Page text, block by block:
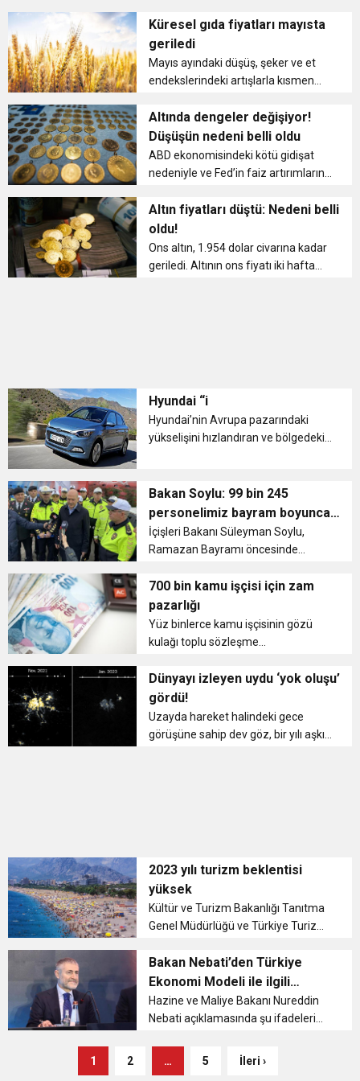
buluşturdu
11:36 Hareketsiz yaşam diyabete neden oluyor
11:32 Dr. Öcük, karın germe estetiği ile ilgili bilgi verdi
10:45 Terör Örgütüne MİT’ten Darbe!
ücret rakamıyla ilgili süreç 13
Haziran’da başlayacak. Çalışma ve
Sosyal Güvenlik Bakanlığının e...
Küresel gıda fiyatları mayısta
geriledi
Mayıs ayındaki düşüş, şeker ve et
endekslerindeki artışlarla kısmen
ve süt ürünleri fiyat endekslerindeki
önemli düşüşlerle desteklendi. FAO
Tahıl Fiyat Endeksi, a...
Altında dengeler değişiyor!
Düşüşün nedeni belli oldu
ABD ekonomisindeki kötü gidişat
nedeniyle ve Fed’in faiz artırımlarına
fiyatlarını düşürmeye devam ediyor.
Peki altın fiyatlarında düşüş devam
eder mi? Beklentiler...
Altın fiyatları düştü: Nedeni belli
oldu!
Ons altın, 1.954 dolar civarına kadar
geriledi. Altının ons fiyatı iki hafta
Hyundai “i
Hyundai’nin Avrupa pazarındaki
yükselişini hızlandıran ve bölgedeki
kuruluşlarının değerlendirme
raporlarında yüksek skorlar elde
ede...
Bakan Soylu: 99 bin 245
personelimiz bayram boyunca
görev yapacak
İçişleri Bakanı Süleyman Soylu,
Ramazan Bayramı öncesinde
oluşturduğu trafiği denetlemek
amacıyla Kocaeli ile İstanbul
sınırındaki Gebze polis noktasına
geldi. Göre...
700 bin kamu işçisi için zam
pazarlığı
Yüz binlerce kamu işçisinin gözü
kulağı toplu sözleşme
700 bin işçinin 2023-2024 yılı maaş
zamları için taleplerini iletti. O
talepleri işveren sendikası
değerlendir...
Dünyayı izleyen uydu ‘yok oluşu’
gördü!
Uzayda hareket halindeki gece
görüşüne sahip dev göz, bir yılı aşkın
2023 yılı turizm beklentisi
yüksek
Kültür ve Turizm Bakanlığı Tanıtma
Genel Müdürlüğü ve Türkiye Turizm
bünyesinde, Muğla’nın ulusal ve
uluslararası alanda daha etkin
tanıtımını sağlamak ve yürütülen ...
Bakan Nebati’den Türkiye
Ekonomi Modeli ile ilgili
açıklama
Hazine ve Maliye Bakanı Nureddin
Nebati açıklamasında şu ifadeleri
gıda ve enerji krizlerinin adeta kol
1 2 … 5 İleri ›